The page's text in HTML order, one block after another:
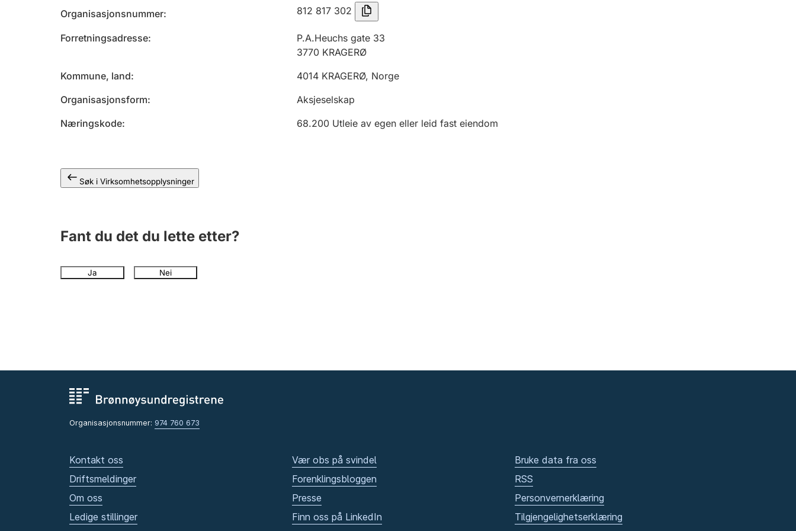
Organisasjonsnummer 812 817 302
Forretningsadresse
P.A.Heuchs gate 33
3770 KRAGERØ
Kommune, land
4014 KRAGERØ, Norge
Organisasjonsform
Aksjeselskap
Næringskode
68.200 Utleie av egen eller leid fast eiendom
Søk i Virksomhetsopplysninger
Fant du det du lette etter?
Ja Nei
Organisasjonsnummer: 974 760 673
Kontakt oss
Driftsmeldinger
Om oss
Ledige stillinger
Vær obs på svindel
Forenklingsbloggen
Presse
Finn oss på LinkedIn
Bruke data fra oss
RSS
Personvernerklæring
Tilgjengelighetserklæring